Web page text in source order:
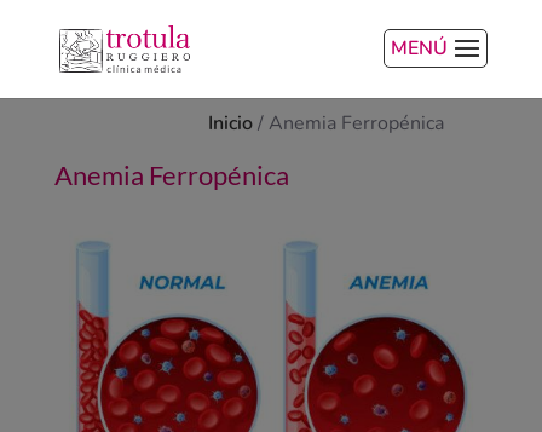
MENÚ
Inicio/Anemia Ferropénica
Anemia Ferropénica